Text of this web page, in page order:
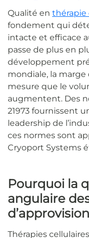
Qualité en thérapie
fondement qui
intacte et efficace
passe de plus en
développement
mondiale, la marge
mesure que le
augmentent. Des
21973 fournissent
leadership de
ces normes sont
Cryoport Systems
Pourquoi la
angulaire
Thérapies